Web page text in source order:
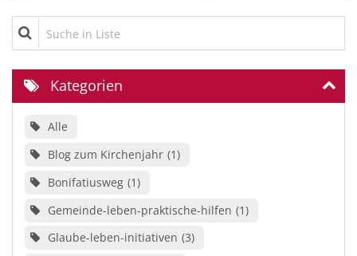
Suche in Liste
Kategorien
Alle
Blog zum Kirchenjahr 1
Bonifatiusweg 1
Gemeinde-leben-praktische-hilfen 1
Glaube-leben-initiativen 3